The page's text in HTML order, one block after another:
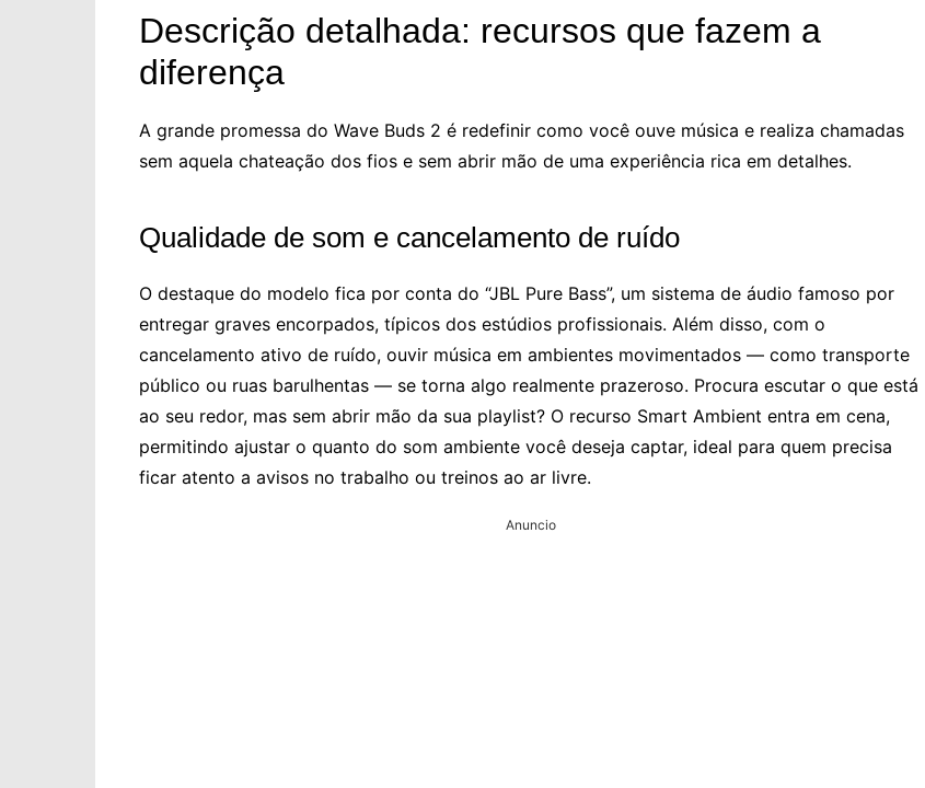
Descrição detalhada: recursos que fazem a
diferença
A grande promessa do Wave Buds 2 é redefinir como você ouve música e realiza chamadas
sem aquela chateação dos fios e sem abrir mão de uma experiência rica em detalhes.
Qualidade de som e cancelamento de ruído
O destaque do modelo fica por conta do “JBL Pure Bass”, um sistema de áudio famoso por
entregar graves encorpados, típicos dos estúdios profissionais. Além disso, com o
cancelamento ativo de ruído, ouvir música em ambientes movimentados — como transporte
público ou ruas barulhentas — se torna algo realmente prazeroso. Procura escutar o que está
ao seu redor, mas sem abrir mão da sua playlist? O recurso Smart Ambient entra em cena,
permitindo ajustar o quanto do som ambiente você deseja captar, ideal para quem precisa
ficar atento a avisos no trabalho ou treinos ao ar livre.
Anuncio